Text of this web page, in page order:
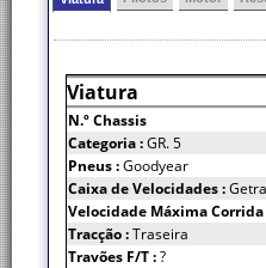
Viatura
N.º Chassis
Categoria :GR. 5
Pneus :Goodyear
Caixa de Velocidades :
Velocidade Máxima Corrida
Tracção :Traseira
Travões F/T :?